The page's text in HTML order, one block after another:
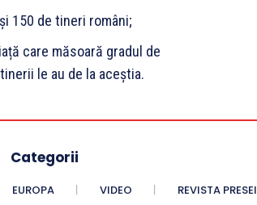
150 de tineri români;
care măsoară gradul de
le au de la aceștia.
Categorii
EUROPA VIDEO REVISTA PRESEI